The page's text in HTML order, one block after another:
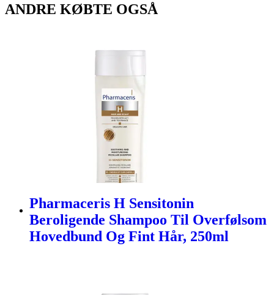
ANDRE KØBTE OGSÅ
Pharmaceris H Sensitonin
Beroligende Shampoo Til Overfølsom
Hovedbund Og Fint Hår, 250ml